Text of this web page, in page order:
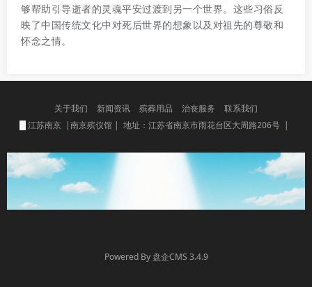
够帮助引导逝者的灵魂平安过渡到另一个世界。这些习俗反
映了中国传统文化中对死后世界的想象以及对祖先的尊敬和
怀念之情。
关于我们 新闻资讯 殡葬用品 治丧服务
联系我们
江苏南京 |南京殡仪馆 | 地址：江苏省南京市雨花台区大周路206号 |
Powered By 盘企CMS 3.4.9
盘企CMS